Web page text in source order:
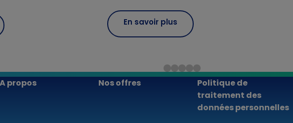
En savoir plus
A propos Nos offres
Politique de
traitement des
données personnelles